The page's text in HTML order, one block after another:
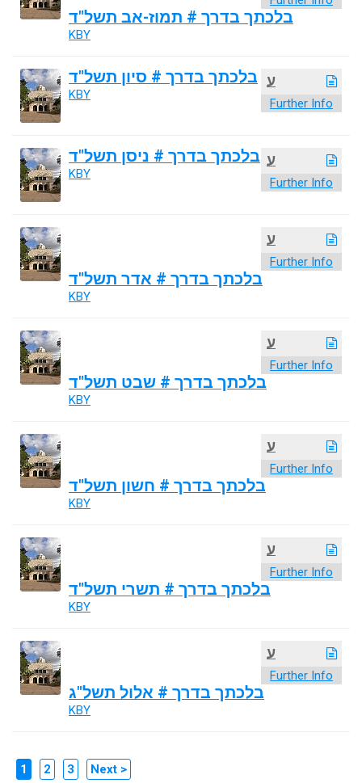
בלכתך בדרך # תמוז-אב תשל"ד
KBY
ע
Further Info
בלכתך בדרך # סיון תשל"ד
KBY
ע
Further Info
בלכתך בדרך # ניסן תשל"ד
KBY
ע
Further Info
בלכתך בדרך # אדר תשל"ד
KBY
ע
Further Info
בלכתך בדרך # שבט תשל"ד
KBY
ע
Further Info
בלכתך בדרך # חשון תשל"ד
KBY
ע
Further Info
בלכתך בדרך # תשרי תשל"ד
KBY
ע
Further Info
בלכתך בדרך # אלול תשל"ג
KBY
1 2 3 Next >